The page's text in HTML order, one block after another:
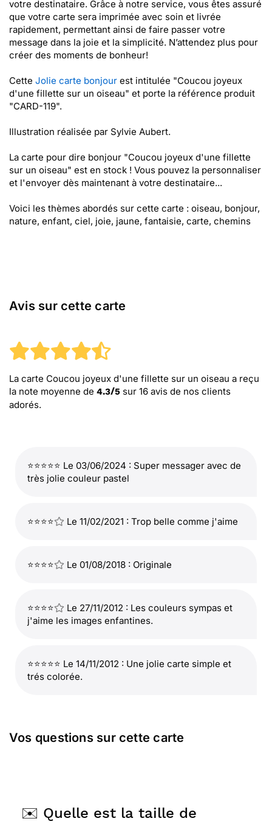
votre destinataire. Grâce à notre service, vous êtes assuré
que votre carte sera imprimée avec soin et livrée
rapidement, permettant ainsi de faire passer votre
message dans la joie et la simplicité. N’attendez plus pour
créer des moments de bonheur!
Cette Jolie carte bonjour est intitulée "Coucou joyeux
d'une fillette sur un oiseau" et porte la référence produit
"CARD-119".
Illustration réalisée par Sylvie Aubert.
La carte pour dire bonjour "Coucou joyeux d'une fillette
sur un oiseau" est en stock ! Vous pouvez la personnaliser
et l'envoyer dès maintenant à votre destinataire...
Voici les thèmes abordés sur cette carte : oiseau, bonjour,
nature, enfant, ciel, joie, jaune, fantaisie, carte, chemins
Avis sur cette carte
La carte Coucou joyeux d'une fillette sur un oiseau a reçu
la note moyenne de 4.3/5 sur 16 avis de nos clients
adorés.
⭐⭐⭐⭐⭐ Le 03/06/2024 : Super messager avec de
très jolie couleur pastel
⭐⭐⭐⭐ Le 11/02/2021 : Trop belle comme j'aime
⭐⭐⭐⭐ Le 01/08/2018 : Originale
⭐⭐⭐⭐
Le 27/11/2012 : Les couleurs sympas et
j'aime les images enfantines.
⭐⭐⭐⭐⭐ Le 14/11/2012 : Une jolie carte simple et
trés colorée.
Vos questions sur cette carte
✉️ Quelle est la taille de